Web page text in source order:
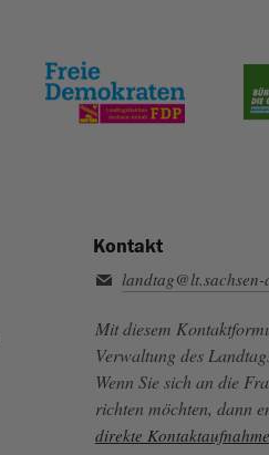
Kontakt
Mit diesem
Verwaltung des
Wenn Sie sich an die
richten möchten, dann
direkte